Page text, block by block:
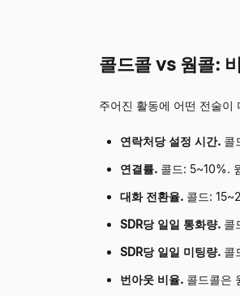
콜드콜 vs 웜콜:
주어진 활동에 어떤 전술이
연락처당 설정 시간. 콜
연결률. 콜드: 5~10%.
대화 전환율. 콜드:
SDR당 일일 통화량. 콜
SDR당 일일 미팅량. 콜
번아웃 비율. 콜드콜은